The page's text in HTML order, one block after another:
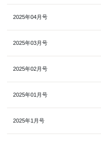
2025年04月号
2025年03月号
2025年02月号
2025年01月号
2025年1月号